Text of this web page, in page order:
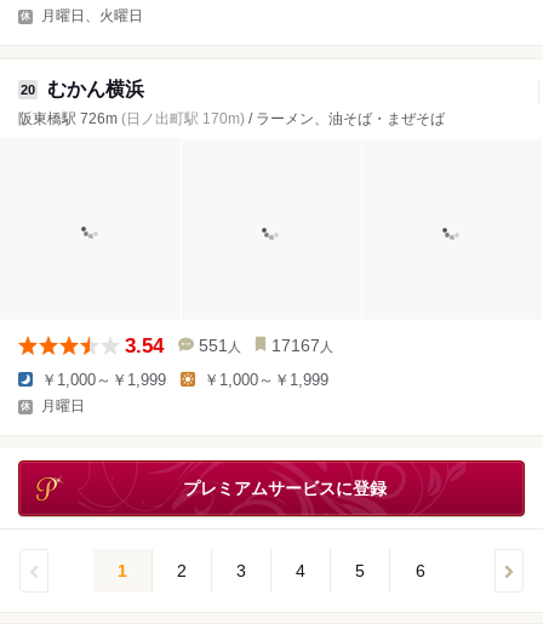
月曜日、火曜日
20 むかん横浜
阪東橋駅 726m (日ノ出町駅 170m) / ラーメン、油そば・まぜそば
3.54 551 人 17167 人
￥1,000～￥1,999 ￥1,000～￥1,999
月曜日
プレミアムサービスに登録
1 2 3 4 5 6